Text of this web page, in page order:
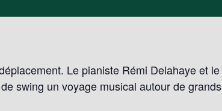
Le pianiste Rémi Delahaye et le
swing un voyage musical autour de grands